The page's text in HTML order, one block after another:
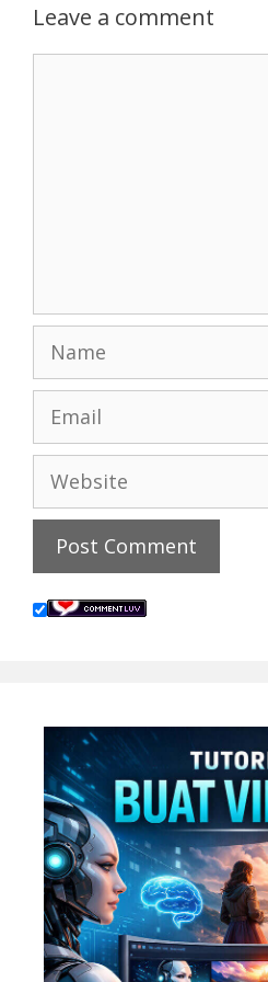
Leave a comment
Name
Email
Website